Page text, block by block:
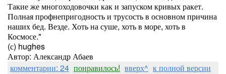
Такие же многоходовочки как и запуском кривых ракет.
Полная профнепригодность и трусость в основном причина
наших бед. Везде. Хоть на суше, хоть в море, хоть в
Космосе."
(с) hughes
Автор: Александр Абаев
комментарии: 24 понравилось! вверх^ к полной версии